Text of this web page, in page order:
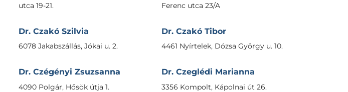
utca 19-21.
Ferenc utca 23/A
Dr. Czakó Szilvia
6078 Jakabszállás, Jókai u. 2.
Dr. Czakó Tibor
4461 Nyírtelek, Dózsa György u. 10.
Dr. Czégényi Zsuzsanna
4090 Polgár, Hősök útja 1.
Dr. Czeglédi Marianna
3356 Kompolt, Kápolnai út 26.